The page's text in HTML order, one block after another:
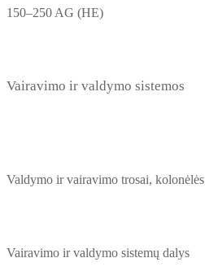
150–250 AG (HE)
Vairavimo ir valdymo sistemos
Valdymo ir vairavimo trosai, kolonėlės
Vairavimo ir valdymo sistemų dalys